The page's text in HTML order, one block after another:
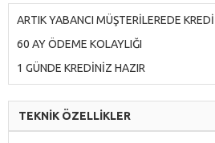
ARTIK YABANCI MÜŞTERİLEREDE
60 AY ÖDEME KOLAYLIĞI
1 GÜNDE KREDİNİZ HAZIR
TEKNİK ÖZELLİKLER